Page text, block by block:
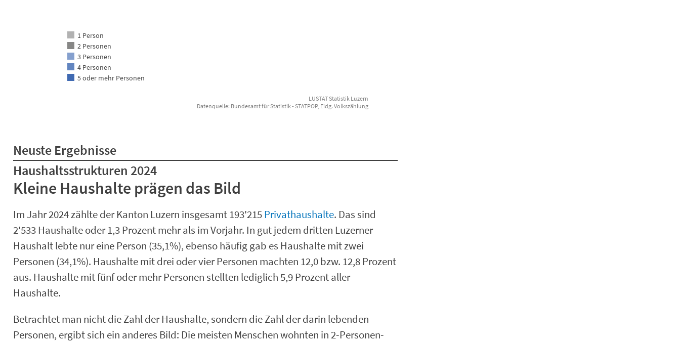
1 Person
2 Personen
3 Personen
4 Personen
5 oder mehr Personen
LUSTAT Statistik Luzern
Datenquelle: Bundesamt für Statistik - STATPOP, Eidg. Volkszählung
Neuste Ergebnisse
Haushaltsstrukturen 2024
Kleine Haushalte prägen das Bild
Im Jahr 2024 zählte der Kanton Luzern insgesamt 193'215Privathaushalte. Das sind
2'533 Haushalte oder 1,3 Prozent mehr als im Vorjahr. In gut jedem dritten Luzerner
Haushalt lebte nur eine Person (35,1%), ebenso häufig gab es Haushalte mit zwei
Personen (34,1%). Haushalte mit drei oder vier Personen machten 12,0 bzw. 12,8 Prozent
aus. Haushalte mit fünf oder mehr Personen stellten lediglich 5,9 Prozent aller
Haushalte.
Betrachtet man nicht die Zahl der Haushalte, sondern die Zahl der darin lebenden
Personen, ergibt sich ein anderes Bild: Die meisten Menschen wohnten in 2-Personen-